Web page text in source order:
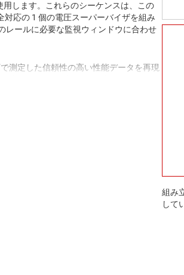
します。これらのシーケンスは、この
応の 1 個の電圧スーパーバイザを組み
レールに必要な監視ウィンドウに合わせ
測定した信頼性の高い性能データを再現
組み
して